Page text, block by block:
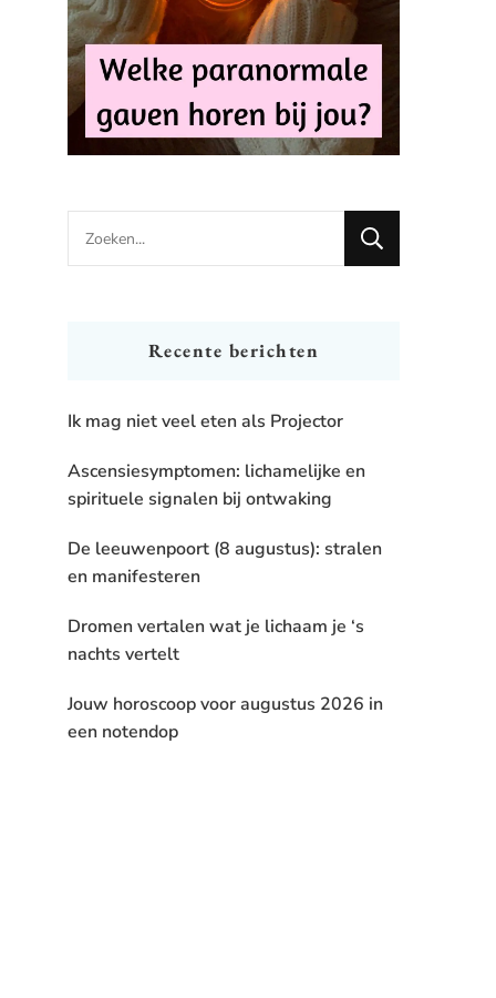
Looking
for
Recente berichten
Ik mag niet veel eten als Projector
Ascensiesymptomen: lichamelijke en
spirituele signalen bij ontwaking
De leeuwenpoort (8 augustus): stralen
en manifesteren
Dromen vertalen wat je lichaam je ‘s
nachts vertelt
Jouw horoscoop voor augustus 2026 in
een notendop